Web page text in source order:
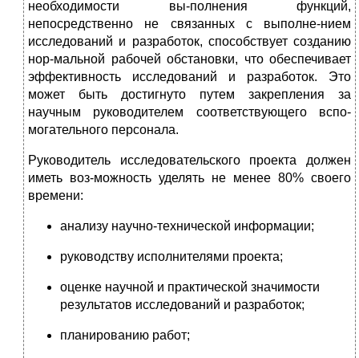
необходимости вы-полнения функций,
непосредственно не связанных с выполне-нием
исследований и разработок, способствует созданию
нор-мальной рабочей обстановки, что обеспечивает
эффективность исследований и разработок. Это
может быть достигнуто путем закрепления за
научным руководителем соответствующего вспо-
могательного персонала.
Руководитель исследовательского проекта должен
иметь воз-можность уделять не менее 80% своего
времени:
анализу научно-технической информации;
руководству исполнителями проекта;
оценке научной и практической значимости
результатов исследований и разработок;
планированию работ;